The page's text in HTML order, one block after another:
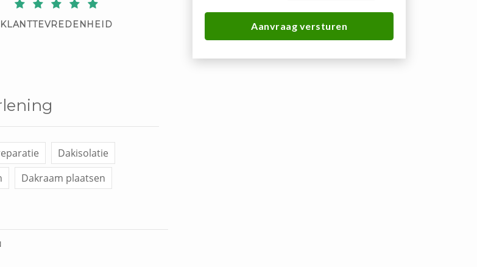
Aanvraag versturen
KLANTTEVREDENHEID
Dakisolatie
Dakraam plaatsen